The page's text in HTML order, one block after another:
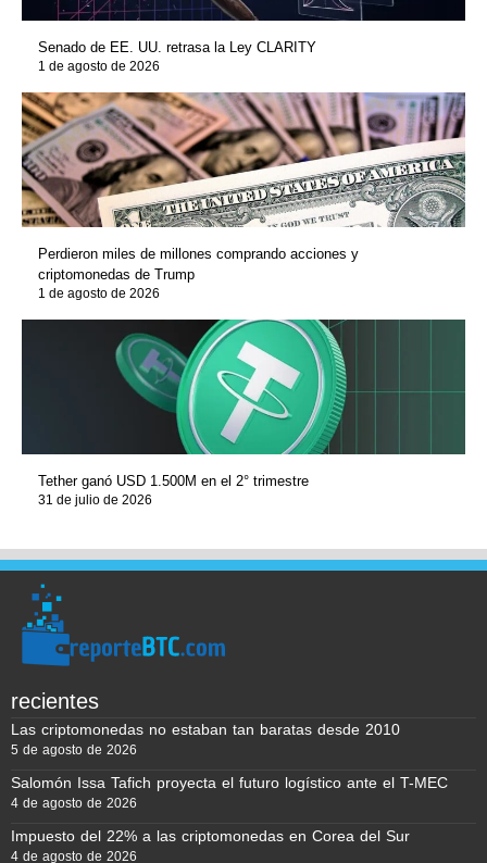
Senado de EE. UU. retrasa la Ley CLARITY
1 de agosto de 2026
Perdieron miles de millones comprando acciones y
criptomonedas de Trump
1 de agosto de 2026
Tether ganó USD 1.500M en el 2° trimestre
31 de julio de 2026
recientes
Las criptomonedas no estaban tan baratas desde 2010
5 de agosto de 2026
Salomón Issa Tafich proyecta el futuro logístico ante el T-MEC
4 de agosto de 2026
Impuesto del 22% a las criptomonedas en Corea del Sur
4 de agosto de 2026